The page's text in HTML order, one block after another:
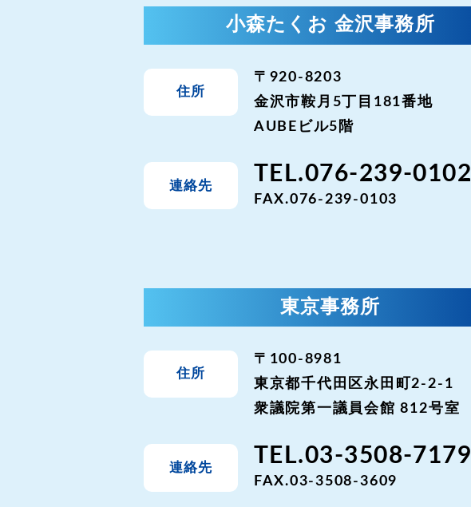
小森たくお 金沢事務所
住所
〒920-8203
金沢市鞍月5丁目181番地
AUBEビル5階
連絡先 TEL.076-239-0102
FAX.076-239-0103
東京事務所
住所
〒100-8981
東京都千代田区永田町2-2-1
衆議院第一議員会館 812号室
連絡先 TEL.03-3508-7179
FAX.03-3508-3609